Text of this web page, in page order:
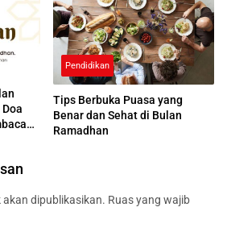
Pendidikan
Tips Berbuka Puasa yang
Benar dan Sehat di Bulan
Ramadhan
dipublikasikan. Ruas yang wajib